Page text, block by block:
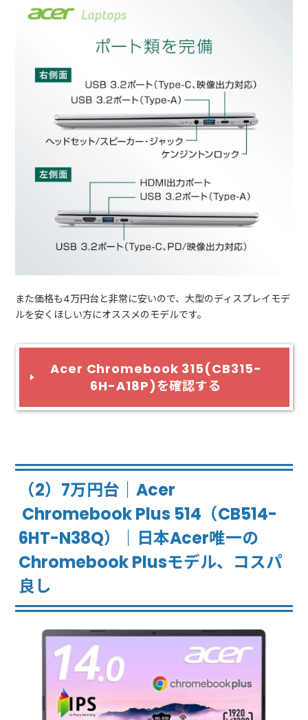
また価格も4万円台と非常に安いので、大型のディスプレイモデ
ルを安くほしい方にオススメのモデルです。
Acer Chromebook 315(CB315-
6H-A18P)を確認する
（2）7万円台｜Acer
Chromebook Plus 514（CB514-
6HT-N38Q）｜日本Acer唯一の
Chromebook Plusモデル、コスパ
良し